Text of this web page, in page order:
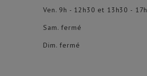
Ven. 9h - 12h30 et 13h30 - 17h
Sam. fermé
Dim. fermé